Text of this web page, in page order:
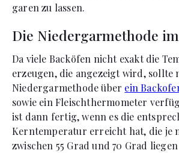
garen zu lassen.
Die Niedergarmethode
Da viele Backöfen nicht exakt die
erzeugen, die angezeigt wird, sollte
Niedergarmethode über ein
sowie ein Fleischthermometer
ist dann fertig, wenn es die
Kerntemperatur erreicht hat, die je
zwischen 55 Grad und 70 Grad